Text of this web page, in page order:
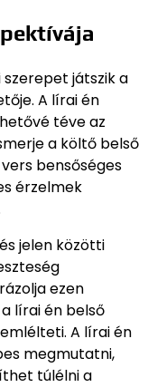
szerepet játszik a
A lírai én
téve az
a költő belső
bensőséges
érzelmek
jelen közötti
ezen
lírai én belső
A lírai én
megmutatni,
túlélni a